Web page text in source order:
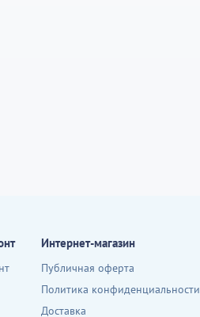
Интернет-магазин
Публичная оферта
Политика конфиденциальности
Доставка